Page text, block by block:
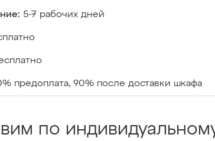
5-7 рабочих дней
предоплата, 90% после доставки шкафа
по